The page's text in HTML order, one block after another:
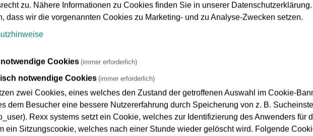
Betrieb
Längere Reisezeiten/
Geplante Arbeiten/
zu. Nähere Informationen zu Cookies finden Sie in unserer
dass wir die vorgenannten Cookies zu Marketing- und zu Analyse-Zwecken setzen.
Cookies (immer erforderlich)
notwendige Cookies (immer erforderlich)
zwei Cookies, eines welches den Zustand der getroffenen Auswahl im Cookie-
dem Besucher eine bessere Nutzererfahrung durch Speicherung von z. B.
Rexx systems setzt ein Cookie, welches zur Identifizierung des Anwenders für
ein Sitzungscookie, welches nach einer Stunde wieder gelöscht wird. Folgende